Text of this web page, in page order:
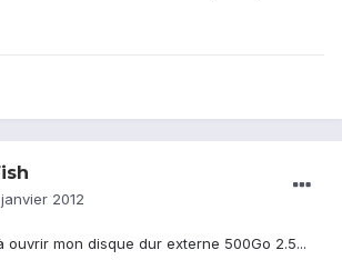
2012
ouvrir mon disque dur externe 500Go 2.5...